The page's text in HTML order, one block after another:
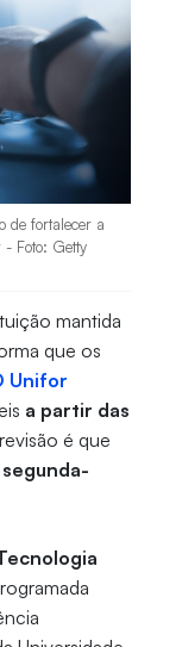
de fortalecer a
Foto: Getty
mantida
que os
Unifor
a partir das
é que
segunda-